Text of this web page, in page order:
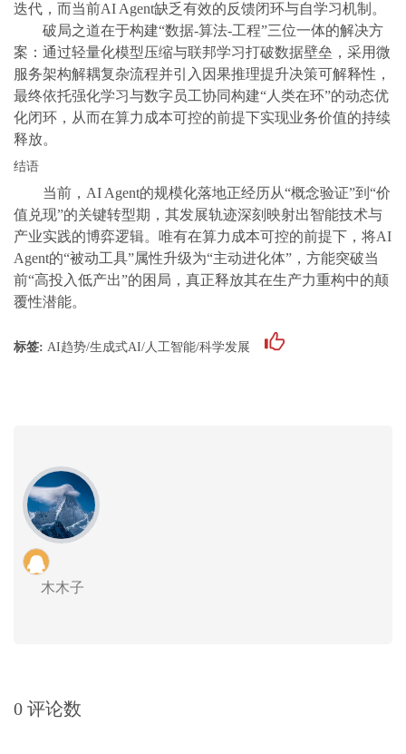
迭代，而当前AI Agent缺乏有效的反馈闭环与自学习机制。
破局之道在于构建“数据-算法-工程”三位一体的解决方
案：通过轻量化模型压缩与联邦学习打破数据壁垒，采用微
服务架构解耦复杂流程并引入因果推理提升决策可解释性，
最终依托强化学习与数字员工协同构建“人类在环”的动态优
化闭环，从而在算力成本可控的前提下实现业务价值的持续
释放。
结语
当前，AI Agent的规模化落地正经历从“概念验证”到“价
值兑现”的关键转型期，其发展轨迹深刻映射出智能技术与
产业实践的博弈逻辑。唯有在算力成本可控的前提下，将AI
Agent的“被动工具”属性升级为“主动进化体”，方能突破当
前“高投入低产出”的困局，真正释放其在生产力重构中的颠
覆性潜能。
标签: AI趋势/生成式AI/人工智能/科学发展
木木子
0 评论数